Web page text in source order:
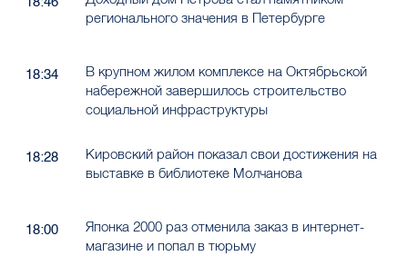
регионального значения в Петербурге
18:34
В крупном жилом комплексе на Октябрьской
набережной завершилось строительство
социальной инфраструктуры
18:28
Кировский район показал свои достижения на
выставке в библиотеке Молчанова
18:00
Японка 2000 раз отменила заказ в интернет-
магазине и попал в тюрьму